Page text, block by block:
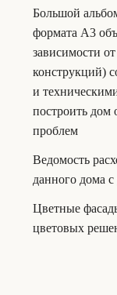
Большой
формата А3
зависимости
конструкций)
и
построить дом
проблем
Ведомость
данного дома с
Цветные
цветовых